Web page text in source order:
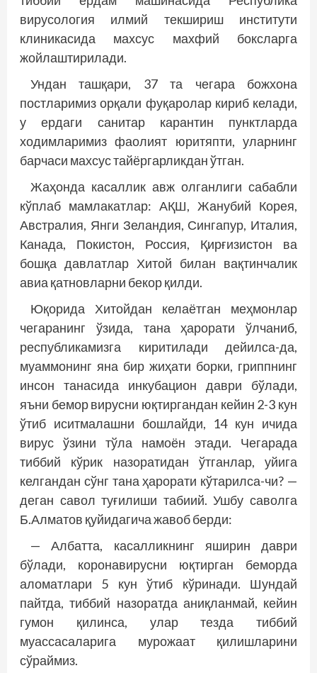
вирусология илмий текшириш институти
клиникасида махсус махфий боксларга
жойлаштирилади.
Ундан ташқари, 37 та чегара божхона
постларимиз орқали фуқаролар кириб келади,
у ердаги санитар карантин пунктларда
ходимларимиз фаолият юритяпти, уларнинг
барчаси махсус тайёргарликдан ўтган.
Жаҳонда касаллик авж олганлиги сабабли
кўплаб мамлакатлар: АҚШ, Жанубий Корея,
Австралия, Янги Зеландия, Сингапур, Италия,
Канада, Покистон, Россия, Қирғизистон ва
бошқа давлатлар Хитой билан вақтинчалик
авиа қатновларни бекор қилди.
Юқорида Хитойдан келаётган меҳмонлар
чегаранинг ўзида, тана ҳарорати ўлчаниб,
республикамизга киритилади дейилса-да,
муаммонинг яна бир жиҳати борки, гриппнинг
инсон танасида инкубацион даври бўлади,
яъни бемор вирусни юқтиргандан кейин 2-3 кун
ўтиб иситмалашни бошлайди, 14 кун ичида
вирус ўзини тўла намоён этади. Чегарада
тиббий кўрик назоратидан ўтганлар, уйига
келгандан сўнг тана ҳарорати кўтарилса-чи? —
деган савол туғилиши табиий. Ушбу саволга
Б.Алматов қуйидагича жавоб берди:
— Албатта, касалликнинг яширин даври
бўлади, коронавирусни юқтирган беморда
аломатлари 5 кун ўтиб кўринади. Шундай
пайтда, тиббий назоратда аниқланмай, кейин
гумон қилинса, улар тезда тиббий
муассасаларига мурожаат қилишларини
сўраймиз.